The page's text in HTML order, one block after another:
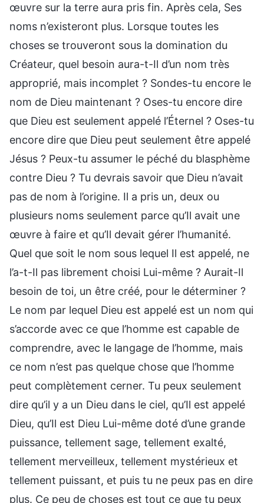
œuvre sur la terre aura pris fin. Après cela, Ses
noms n’existeront plus. Lorsque toutes les
choses se trouveront sous la domination du
Créateur, quel besoin aura-t-Il d’un nom très
approprié, mais incomplet ? Sondes-tu encore le
nom de Dieu maintenant ? Oses-tu encore dire
que Dieu est seulement appelé l’Éternel ? Oses-tu
encore dire que Dieu peut seulement être appelé
Jésus ? Peux-tu assumer le péché du blasphème
contre Dieu ? Tu devrais savoir que Dieu n’avait
pas de nom à l’origine. Il a pris un, deux ou
plusieurs noms seulement parce qu’Il avait une
œuvre à faire et qu’Il devait gérer l’humanité.
Quel que soit le nom sous lequel Il est appelé, ne
l’a-t-Il pas librement choisi Lui-même ? Aurait-Il
besoin de toi, un être créé, pour le déterminer ?
Le nom par lequel Dieu est appelé est un nom qui
s’accorde avec ce que l’homme est capable de
comprendre, avec le langage de l’homme, mais
ce nom n’est pas quelque chose que l’homme
peut complètement cerner. Tu peux seulement
dire qu’il y a un Dieu dans le ciel, qu’Il est appelé
Dieu, qu’Il est Dieu Lui-même doté d’une grande
puissance, tellement sage, tellement exalté,
tellement merveilleux, tellement mystérieux et
tellement puissant, et puis tu ne peux pas en dire
plus. Ce peu de choses est tout ce que tu peux